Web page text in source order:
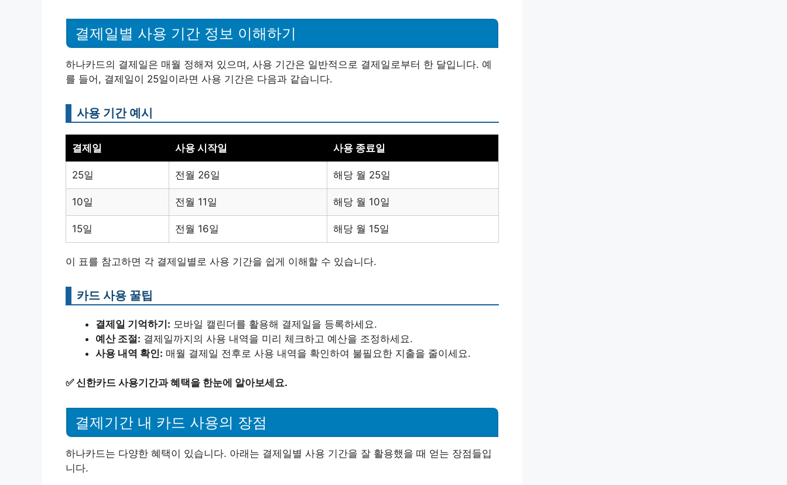
결제일별 사용 기간 정보 이해하기
하나카드의 결제일은 매월 정해져 있으며, 사용 기간은 일반적으로 결제일로부터 한 달입니다. 예
를 들어, 결제일이 25일이라면 사용 기간은 다음과 같습니다.
사용 기간 예시
결제일 사용 시작일 사용 종료일
25일 전월 26일 해당 월 25일
10일 전월 11일 해당 월 10일
15일 전월 16일 해당 월 15일
이 표를 참고하면 각 결제일별로 사용 기간을 쉽게 이해할 수 있습니다.
카드 사용 꿀팁
결제일 기억하기: 모바일 캘린더를 활용해 결제일을 등록하세요.
예산 조절: 결제일까지의 사용 내역을 미리 체크하고 예산을 조정하세요.
사용 내역 확인: 매월 결제일 전후로 사용 내역을 확인하여 불필요한 지출을 줄이세요.
✅신한카드 사용기간과 혜택을 한눈에 알아보세요.
결제기간 내 카드 사용의 장점
하나카드는 다양한 혜택이 있습니다. 아래는 결제일별 사용 기간을 잘 활용했을 때 얻는 장점들입
니다.